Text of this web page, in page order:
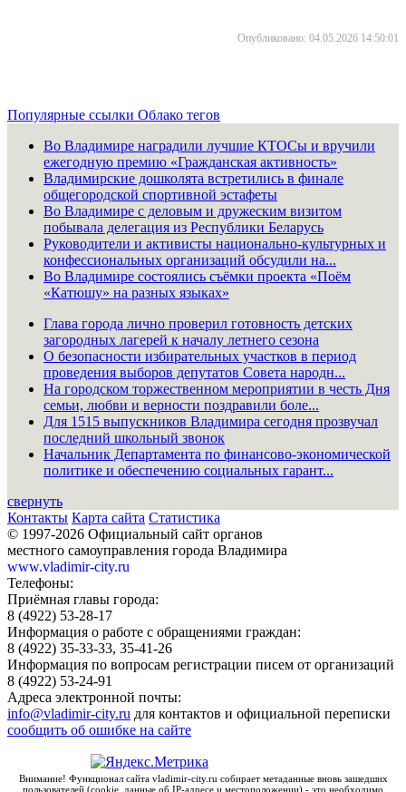
Опубликовано: 04.05.2026 14:50:01
Популярные ссылки Облако тегов
Во Владимире наградили лучшие КТОСы и вручили
ежегодную премию «Гражданская активность»
Владимирские дошколята встретились в финале
общегородской спортивной эстафеты
Во Владимире с деловым и дружеским визитом
побывала делегация из Республики Беларусь
Руководители и активисты национально-культурных и
конфессиональных организаций обсудили на...
Во Владимире состоялись съёмки проекта «Поём
«Катюшу» на разных языках»
Глава города лично проверил готовность детских
загородных лагерей к началу летнего сезона
О безопасности избирательных участков в период
проведения выборов депутатов Совета народн...
На городском торжественном мероприятии в честь Дня
семьи, любви и верности поздравили боле...
Для 1515 выпускников Владимира сегодня прозвучал
последний школьный звонок
Начальник Департамента по финансово-экономической
политике и обеспечению социальных гарант...
свернуть
Контакты Карта сайта Статистика
© 1997-2026 Официальный сайт органов
местного самоуправления города Владимира
www.vladimir-city.ru
Телефоны:
Приёмная главы города:
8 (4922) 53-28-17
Информация о работе с обращениями граждан:
8 (4922) 35-33-33, 35-41-26
Информация по вопросам регистрации писем от организаций
8 (4922) 53-24-91
Адреса электронной почты:
info@vladimir-city.ru для контактов и официальной переписки
сообщить об ошибке на сайте
Внимание! Функционал сайта vladimir-city.ru собирает метаданные вновь зашедших
пользователей (cookie, данные об IP-адресе и местоположении) - это необходимо